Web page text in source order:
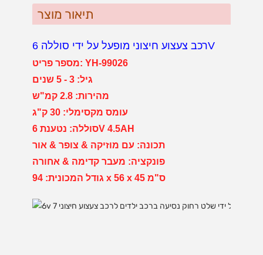
תיאור מוצר
רכב צעצוע חיצוני מופעל על ידי סוללה 6V
מספר פריט: YH-99026
גיל: 3 - 5 שנים
מהירות: 2.8 קמ"ש
עומס מקסימלי: 30 ק"ג
סוללה: נטענת 6V 4.5AH
תכונה: עם מוזיקה & צופר & אור
פונקציה: מעבר קדימה & אחורה
גודל המכונית: 94 x 56 x 45 ס"מ